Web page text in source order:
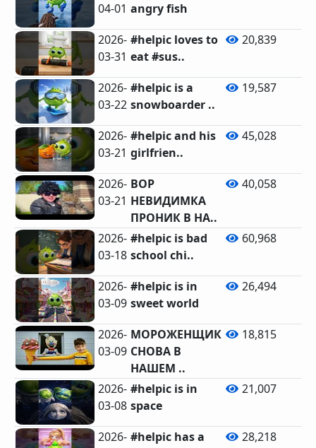
04-01 angry fish
2026-
03-31
#helpic loves to
eat #sus..
20,839
2026-
03-22
#helpic is a
snowboarder ..
19,587
2026-
03-21
#helpic and his
girlfrien..
45,028
2026-
03-21
ВОР
НЕВИДИМКА
ПРОНИК В НА..
40,058
2026-
03-18
#helpic is bad
school chi..
60,968
2026-
03-09
#helpic is in
sweet world
26,494
2026-
03-09
МОРОЖЕНЩИК
СНОВА В
НАШЕМ ..
18,815
2026-
03-08
#helpic is in
space
21,007
2026- #helpic has a
28,218